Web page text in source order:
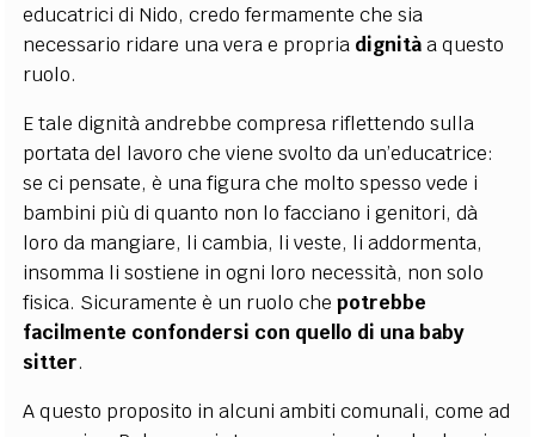
educatrici di Nido, credo fermamente che sia
necessario ridare una vera e propria dignitàa questo
ruolo.
E tale dignità andrebbe compresa riflettendo sulla
portata del lavoro che viene svolto da un’educatrice:
se ci pensate, è una figura che molto spesso vede i
bambini più di quanto non lo facciano i genitori, dà
loro da mangiare, li cambia, li veste, li addormenta,
insomma li sostiene in ogni loro necessità, non solo
fisica. Sicuramente è un ruolo chepotrebbe
facilmente confondersi con quello di una baby
sitter.
A questo proposito in alcuni ambiti comunali, come ad